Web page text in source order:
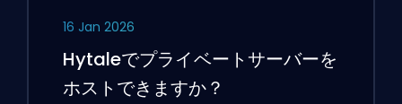
16 Jan 2026
Hytaleでプライベートサーバーを
ホストできますか？